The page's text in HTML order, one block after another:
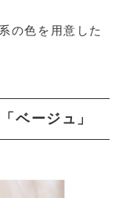
の色を用意した
ベージュ」